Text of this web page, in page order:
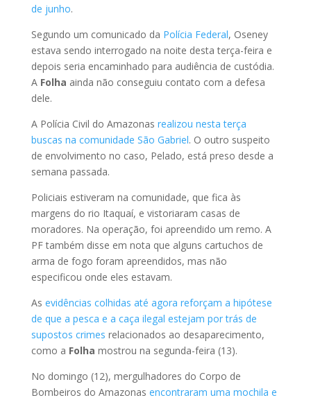
de junho.
Segundo um comunicado da Polícia Federal, Oseney
estava sendo interrogado na noite desta terça-feira e
depois seria encaminhado para audiência de custódia.
A Folha ainda não conseguiu contato com a defesa
dele.
A Polícia Civil do Amazonas realizou nesta terça
buscas na comunidade São Gabriel. O outro suspeito
de envolvimento no caso, Pelado, está preso desde a
semana passada.
Policiais estiveram na comunidade, que fica às
margens do rio Itaquaí, e vistoriaram casas de
moradores. Na operação, foi apreendido um remo. A
PF também disse em nota que alguns cartuchos de
arma de fogo foram apreendidos, mas não
especificou onde eles estavam.
As evidências colhidas até agora reforçam a hipótese
de que a pesca e a caça ilegal estejam por trás de
supostos crimes relacionados ao desaparecimento,
como a Folha mostrou na segunda-feira (13).
No domingo (12), mergulhadores do Corpo de
Bombeiros do Amazonas encontraram uma mochila e